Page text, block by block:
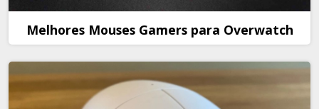
Melhores Mouses Gamers para Overwatch